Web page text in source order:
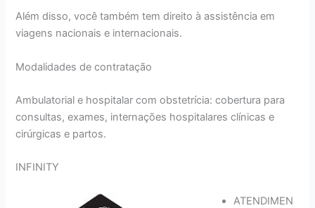
Além disso, você também tem direito à assistência em
viagens nacionais e internacionais.
Modalidades de contratação
Ambulatorial e hospitalar com obstetrícia: cobertura para
consultas, exames, internações hospitalares clínicas e
cirúrgicas e partos.
INFINITY
ATENDIMEN